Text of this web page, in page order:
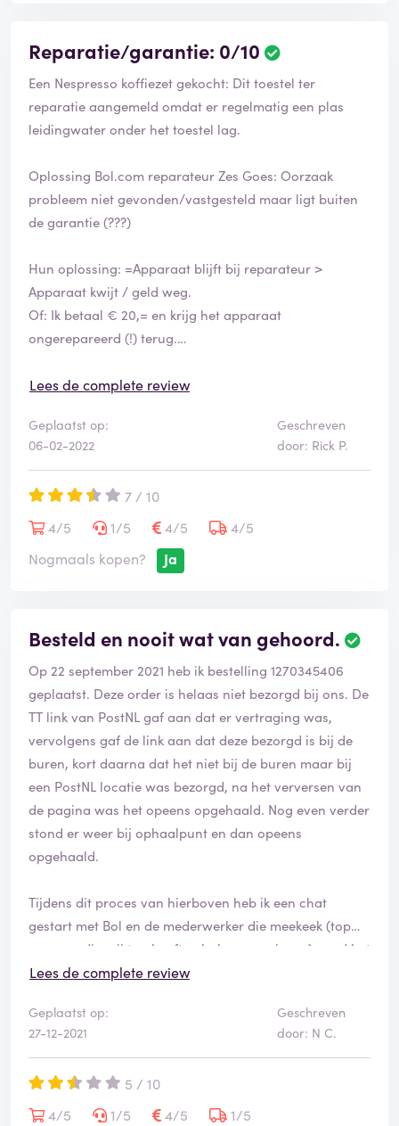
Reparatie/garantie: 0/10
Een Nespresso koffiezet gekocht: Dit toestel ter
reparatie aangemeld omdat er regelmatig een plas
leidingwater onder het toestel lag.
Oplossing Bol.com reparateur Zes Goes: Oorzaak
probleem niet gevonden/vastgesteld maar ligt buiten
de garantie (???)
Hun oplossing: =Apparaat blijft bij reparateur >
Apparaat kwijt / geld weg.
Of: Ik betaal € 20,= en krijg het apparaat
ongerepareerd (!) terug.
Beste Bol.com, dÃ t gaan we dus zo niet doen.
Ik heb het apparaat opgestuurd omdat het defect
was/is, dus NIET voor mijn plezier.
Dat Bol.com's reparateur in Goes (Ik heb ze even
gegoogled, ze hebben veel 1 ster recensies dus dat zegt
al iets) niet in staat is om een defect te repareren is één
zaak.
eigen zeggen niet hebben vastgesteld!) buiten garantie
valt snap ik niet.
Ik heb niks met de reparateur van Bol.com te maken, de
verkoper is Bol.com. En =zeg het me als ik iets gemist
heb= bij Bol.com geldt de wettelijke garantie termijn
van 2 jaar.
Lees de complete review
Geplaatst op:
06-02-2022
Geschreven
door: Rick P.
7 / 10
4/5
1/5 4/5
4/5
Nogmaals kopen?
Ja
Besteld en nooit wat van gehoord.
Op 22 september 2021 heb ik bestelling 1270345406
geplaatst. Deze order is helaas niet bezorgd bij ons. De
TT link van PostNL gaf aan dat er vertraging was,
vervolgens gaf de link aan dat deze bezorgd is bij de
buren, kort daarna dat het niet bij de buren maar bij
een PostNL locatie was bezorgd, na het verversen van
de pagina was het opeens opgehaald. Nog even verder
stond er weer bij ophaalpunt en dan opeens
opgehaald.
Tijdens dit proces van hierboven heb ik een chat
gestart met Bol en de mederwerker die meekeek (top
persoon die mij top heeft geholpen overigens) vond het
ook vreemd en vroeg mij even af te wachten. Dagen tot
pakketje in (eigen) handen. Dan moest ik telkens gaan
wachten omdat het 'hogerop' besproken zou worden.
Maanden verder en ik heb niets gehoord. Ik start een
chat vandaag 27 december 2021 en krijg te horen dat
Lees de complete review
Geplaatst op:
27-12-2021
Geschreven
door: N C.
5 / 10
4/5
1/5 4/5 1/5